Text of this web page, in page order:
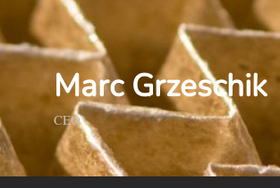
Marc Grzeschik
CEO